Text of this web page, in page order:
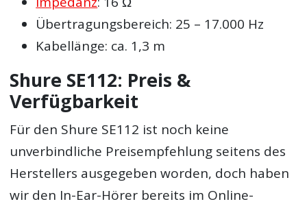
Übertragungsbereich: 25 – 17.000 Hz
Kabellänge: ca. 1,3 m
Shure SE112: Preis &
Verfügbarkeit
Für den Shure SE112 ist noch keine
unverbindliche Preisempfehlung seitens des
Herstellers ausgegeben worden, doch haben
wir den In-Ear-Hörer bereits im Online-